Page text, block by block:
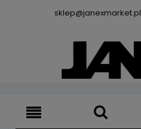
sklep@janexmarket.pl